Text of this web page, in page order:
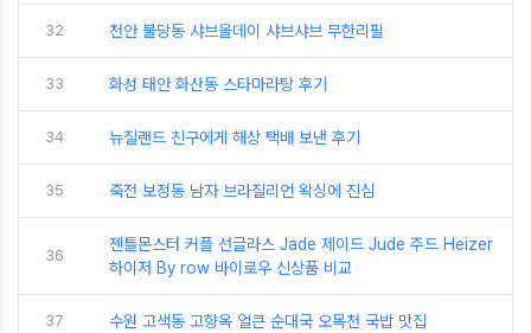
32 천안 불당동 샤브올데이 샤브샤브 무한리필
33 화성 태안 화산동 스타마라탕 후기
34 뉴질랜드 친구에게 해상 택배 보낸 후기
35 죽전 보정동 남자 브라질리언 왁싱에 진심
36
젠틀몬스터 커플 선글라스 Jade 제이드 Jude 주드 Heizer
하이저 By row 바이로우 신상품 비교
37 수원 고색동 고향옥 얼큰 순대국 오목천 국밥 맛집